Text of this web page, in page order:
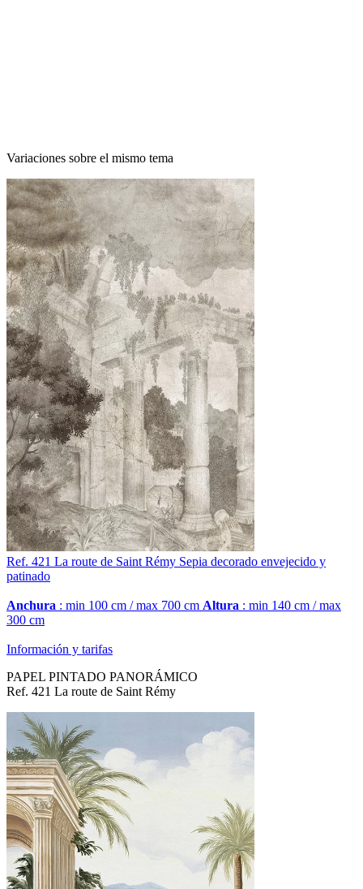
Variaciones sobre el mismo tema
Ref. 421 La route de Saint Rémy Sepia decorado envejecido y
patinado
Anchura : min 100 cm / max 700 cm Altura : min 140 cm / max
300 cm
Información y tarifas
PAPEL PINTADO PANORÁMICO
Ref. 421 La route de Saint Rémy